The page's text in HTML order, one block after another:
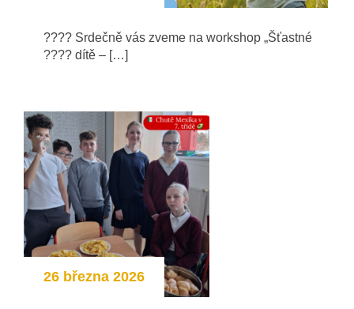
???? Srdečně vás zveme na workshop „Šťastné
???? dítě – […]
26 března 2026